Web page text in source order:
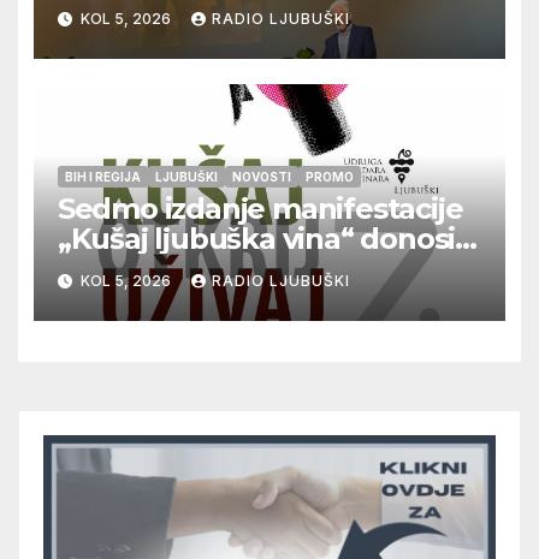
KOL 5, 2026 RADIO LJUBUŠKI
BIH I REGIJA LJUBUŠKI NOVOSTI PROMO
Sedmo izdanje manifestacije
„Kušaj ljubuška vina“ donosi
vrhunska vina, gastronomiju i
glazbu
KOL 5, 2026 RADIO LJUBUŠKI